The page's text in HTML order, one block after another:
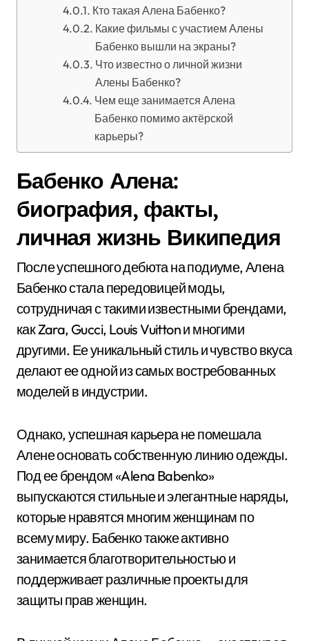
Кто такая Алена Бабенко?
Какие фильмы с участием Алены
Бабенко вышли на экраны?
Что известно о личной жизни
Алены Бабенко?
Чем еще занимается Алена
Бабенко помимо актёрской
карьеры?
Бабенко Алена:
биография, факты,
личная жизнь Википедия
После успешного дебюта на подиуме, Алена
Бабенко стала передовицей моды,
сотрудничая с такими известными брендами,
как Zara, Gucci, Louis Vuitton и многими
другими. Ее уникальный стиль и чувство вкуса
делают ее одной из самых востребованных
моделей в индустрии.
Однако, успешная карьера не помешала
Алене основать собственную линию одежды.
Под ее брендом «Alena Babenko»
выпускаются стильные и элегантные наряды,
которые нравятся многим женщинам по
всему миру. Бабенко также активно
занимается благотворительностью и
поддерживает различные проекты для
защиты прав женщин.